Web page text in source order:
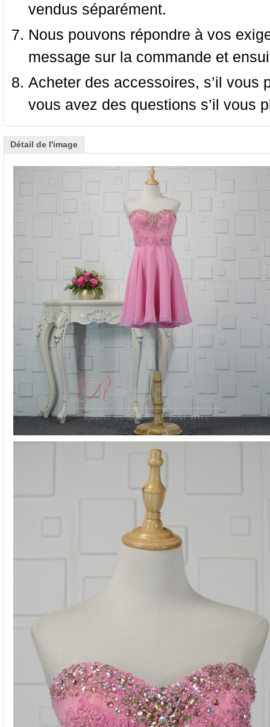
vendus séparément.
Nous pouvons répondre à vos
message sur la commande et
Acheter des accessoires, s’il
vous avez des questions s’il vous
Détail de l'image